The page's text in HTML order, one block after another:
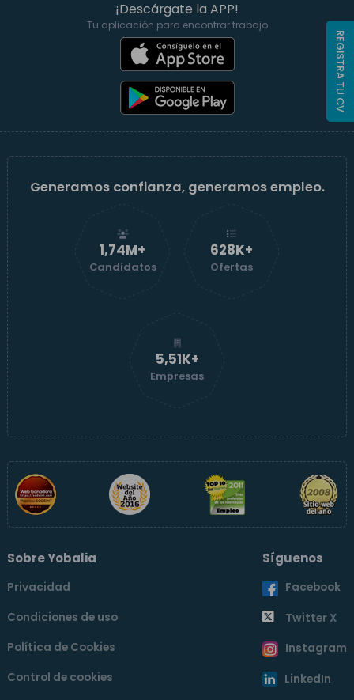
¡Descárgate la APP!
Tu aplicación para encontrar trabajo
Generamos confianza, generamos empleo.
1,74M+
Candidatos
629K+
Ofertas
5,51K+
Empresas
Sobre Yobalia
Privacidad
Condiciones de uso
Política de Cookies
Control de cookies
Síguenos
Facebook
Twitter X
Instagram
LinkedIn
REGISTRA TU CV